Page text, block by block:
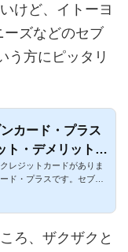
けど、イトーヨ
ーズなどのセブ
う方にピッタリ
カード・プラス
ト・デメリットを
レジットカードがありま
ド・プラスです。セブン
ろ、ザクザクと